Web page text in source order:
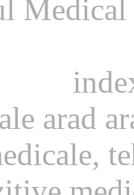
arad